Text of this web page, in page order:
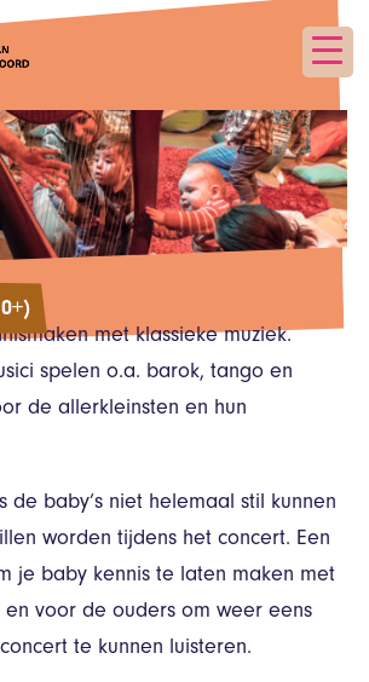
met klassieke muziek.
spelen o.a. barok, tango en
de allerkleinsten en hun
de baby’s niet helemaal stil kunnen
worden tijdens het concert. Een
je baby kennis te laten maken met
en voor de ouders om weer eens
te kunnen luisteren.